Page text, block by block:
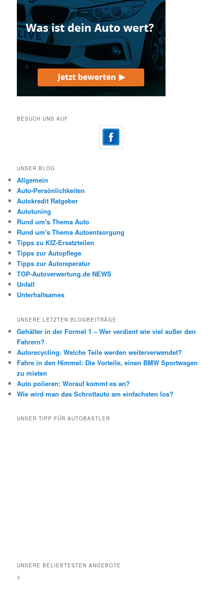
BESUCH UNS AUF
UNSER BLOG
Allgemein
Auto-Persönlichkeiten
Autokredit Ratgeber
Autotuning
Rund um's Thema Auto
Rund um's Thema Autoentsorgung
Tipps zu KfZ-Ersatzteilen
Tipps zur Autopflege
Tipps zur Autoreperatur
TOP-Autoverwertung.de NEWS
Unfall
Unterhaltsames
UNSERE LETZTEN BLOGBEITRÄGE
Gehälter in der Formel 1 – Wer verdient wie viel außer den
Fahrern?
Autorecycling: Welche Teile werden weiterverwendet?
Fahre in den Himmel: Die Vorteile, einen BMW Sportwagen
zu mieten
Auto polieren: Worauf kommt es an?
Wie wird man das Schrottauto am einfachsten los?
UNSER TIPP FÜR AUTOBASTLER
UNSERE BELIEBTESTEN ANGEBOTE
>